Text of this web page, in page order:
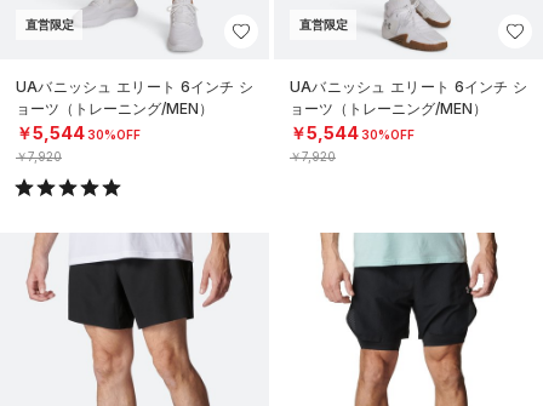
直営限定
UAバニッシュ エリート 6インチ シ
ョーツ（トレーニング/MEN）
￥5,54430%OFF
￥7,920
直営限定
UAバニッシュ エリート 6インチ シ
ョーツ（トレーニング/MEN）
￥5,54430%OFF
￥7,920